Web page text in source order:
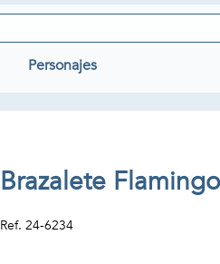
Personajes
Brazalete
Ref. 24-6234